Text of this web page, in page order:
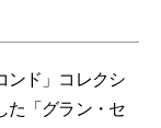
ンド」コレクシ
た「グラン・セ